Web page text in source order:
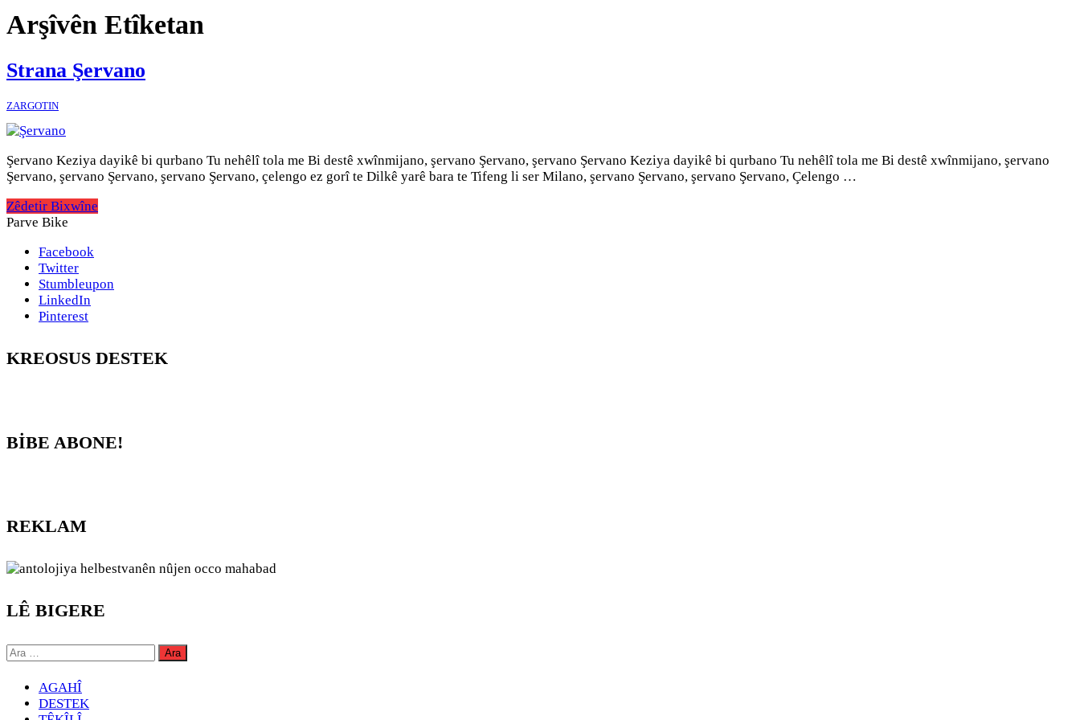
Arşîvên Etîketan
Strana Şervano
ZARGOTIN
Şervano Keziya dayikê bi qurbano Tu nehêlî tola me Bi destê xwînmijano, şervano Şervano, şervano Şervano Keziya dayikê bi qurbano Tu nehêlî tola me Bi destê xwînmijano, şervano
Şervano, şervano Şervano, şervano Şervano, çelengo ez gorî te Dilkê yarê bara te Tifeng li ser Milano, şervano Şervano, şervano Şervano, Çelengo …
Zêdetir Bixwîne
Parve Bike
Facebook
Twitter
Stumbleupon
LinkedIn
Pinterest
KREOSUS DESTEK
BİBE ABONE!
REKLAM
LÊ BIGERE
Arama:
AGAHÎ
DESTEK